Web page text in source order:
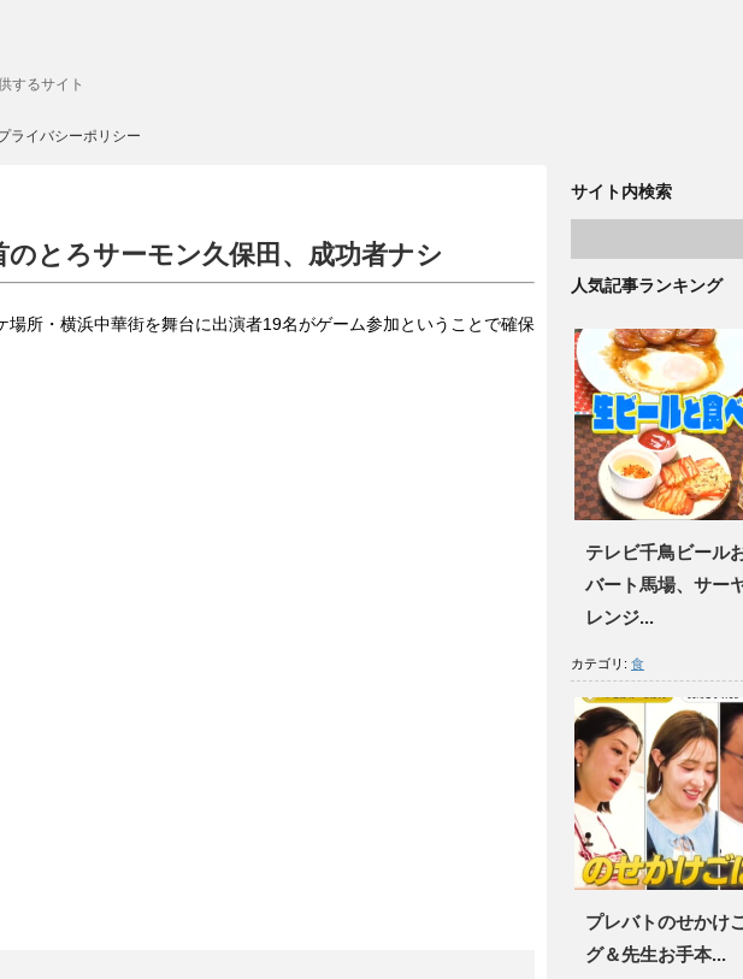
するサイト
ライバシーポリシー
とろサーモン久保田、成功者ナシ
所・横浜中華街を舞台に出演者19名がゲーム参加ということで確保
サイト内検索
人気記事ランキング
テレビ千鳥ビール
バート馬場、サー
レンジ...
カテゴリ: 食
プレバトのせかけ
グ＆先生お手本...